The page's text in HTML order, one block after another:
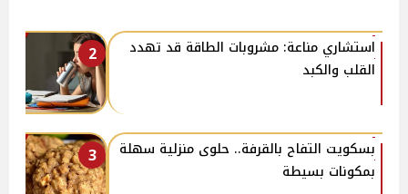
2
استشاري مناعة: مشروبات الطاقة قد تهدد
القلب والكبد
3
بسكويت التفاح بالقرفة.. حلوى منزلية سهلة
بمكونات بسيطة